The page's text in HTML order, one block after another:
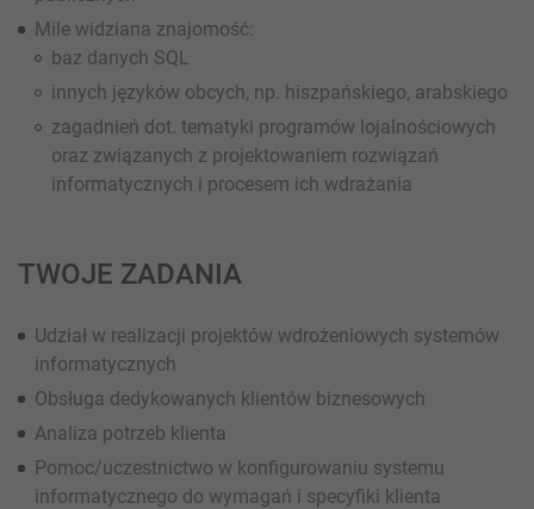
Mile widziana znajomość:
baz danych SQL
innych języków obcych, np. hiszpańskiego, arabskiego
zagadnień dot. tematyki programów lojalnościowych
oraz związanych z projektowaniem rozwiązań
informatycznych i procesem ich wdrażania
TWOJE ZADANIA
Udział w realizacji projektów wdrożeniowych systemów
informatycznych
Obsługa dedykowanych klientów biznesowych
Analiza potrzeb klienta
Pomoc/uczestnictwo w konfigurowaniu systemu
informatycznego do wymagań i specyfiki klienta